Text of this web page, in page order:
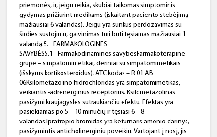
priemonės, ir, jeigu reikia, skubiai taikomas simptominis
gydymas prižiūrint medikams (įskaitant paciento stebėjimą
mažiausiai 6 valandas). Jeigu yra sunkus perdozavimas su
širdies sustojimu, gaivinimas turi būti tęsiamas mažiausiai 1
valandą.5.
FARMAKOLOGINĖS
SAVYBĖS5.1
Farmakodinaminės savybėsFarmakoterapinė
grupė – simpatomimetikai, deriniai su simpatomimetikais
(išskyrus kortikosteroidus), ATC kodas – R 01 AB
06Ksilometazolino hidrochloridas yra simpatomimetikas,
veikiantis -adrenerginius receptorius. Ksilometazolinas
pasižymi kraujagysles sutraukiančiu efektu. Efektas yra
pasiekiamas po 5 – 10 minučių ir tęsiasi 6 – 8
valandas.Ipratropio bromidas yra keturnaris amonio darinys,
pasižymintis anticholinerginiu poveikiu. Vartojant į nosį, jis